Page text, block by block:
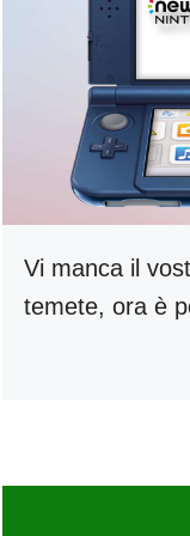
Vi manca il
temete, ora è